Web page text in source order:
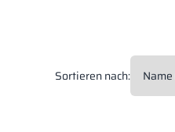
Sortieren nach: